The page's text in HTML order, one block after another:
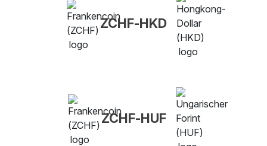
ZCHF-HKD
ZCHF-HUF